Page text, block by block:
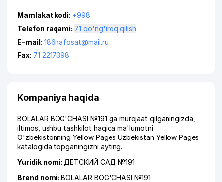
Mamlakat kodi: +998
Telefon raqami:
71 qo'ng'iroq qilish
E-mail: 186nafosat@mail.ru
Fax: 71 2217398
Kompaniya haqida
BOLALAR BOG'CHASI №191 ga murojaat qilganingizda,
iltimos, ushbu tashkilot haqida ma'lumotni
O'zbekistonning Yellow Pages Uzbekistan Yellow Pages
katalogida topganingizni ayting.
Yuridik nomi: ДЕТСКИЙ САД №191
Brend nomi:BOLALAR BOG'CHASI №191